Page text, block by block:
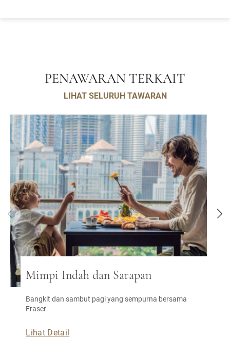
PENAWARAN TERKAIT
LIHAT SELURUH TAWARAN
Mimpi Indah dan Sarapan
Bangkit dan sambut pagi yang sempurna bersama
Fraser
Lihat Detail